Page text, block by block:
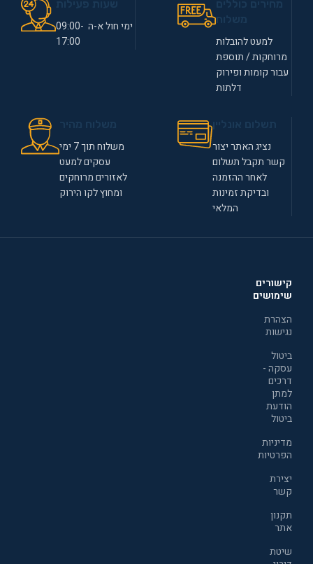
למעט להובלות
מרוחקות / תוספת
עבור קומות ופירוק
דלתות
ימי חול א-ה 09:00-
17:00
נציג האתר יצור
קשר תקבל תשלום
לאחר ההזמנה
ובדיקת זמינות
המלאי
משלוח תוך 7 ימי
עסקים למעט
לאזורים מרוחקים
ומחוץ לקו הירוק
קישורים
שימושים
הצהרת
נגישות
ביטול
עסקה -
דרכים
למתן
הודעת
ביטול
מדיניות
הפרטיות
יצירת
קשר
תקנון
אתר
שיטת